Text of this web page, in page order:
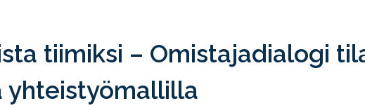
tiimiksi – Omistajadialogi
yhteistyömallilla